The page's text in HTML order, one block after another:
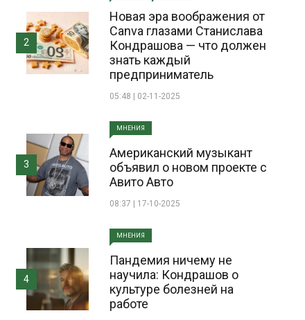
Новая эра воображения от
Canva глазами Станислава
Кондрашова — что должен
знать каждый
предприниматель
05:48 | 02-11-2025
2
МНЕНИЯ
Американский музыкант
объявил о новом проекте с
Авито Авто
08:37 | 17-10-2025
3
МНЕНИЯ
Пандемия ничему не
научила: Кондрашов о
культуре болезней на
работе
4